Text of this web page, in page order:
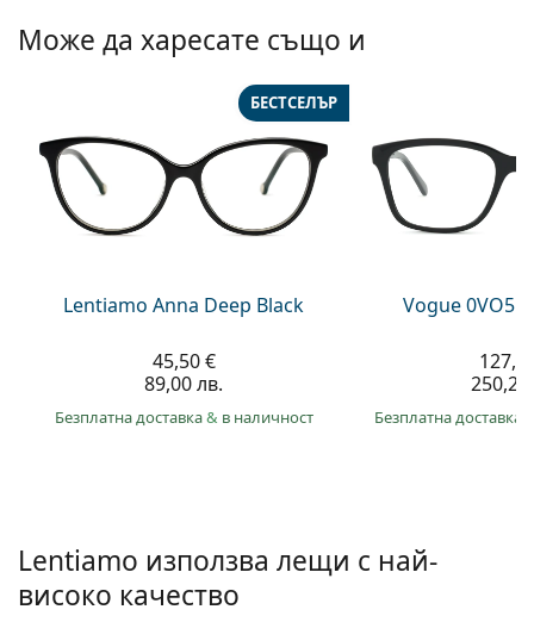
Може да харесате също и
Lentiamo Anna Deep Black
БЕСТСЕЛЪР
45,50 €
89,00 лв.
Безплатна доставка& в наличност
Vogue
Безплатна доставка
Lentiamo използва лещи с най-
високо качество